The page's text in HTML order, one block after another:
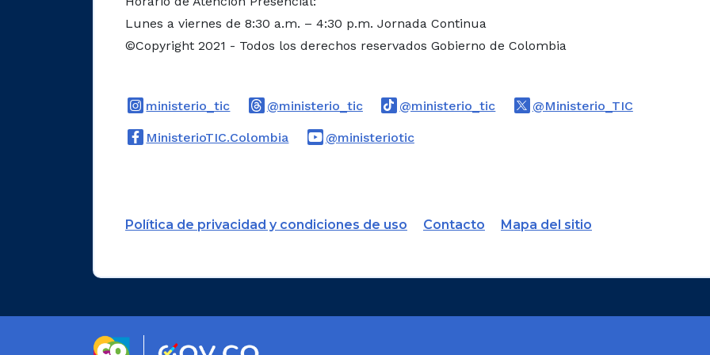
Lunes a viernes de 8:30 a.m. – 4:30 p.m. Jornada Continua
©Copyright 2021 - Todos los derechos reservados Gobierno de Colombia
ministerio_ticLogo Instagram
@ministerio_ticLogo Threads
@ministerio_ticLogo Tiktok@Ministerio_TICLogo
MinisterioTIC.ColombiaLogo Facebook
@ministerioticLogo Youtube
Política de privacidad y condiciones de uso Contacto Mapa del sitio
Logo marca Colombia